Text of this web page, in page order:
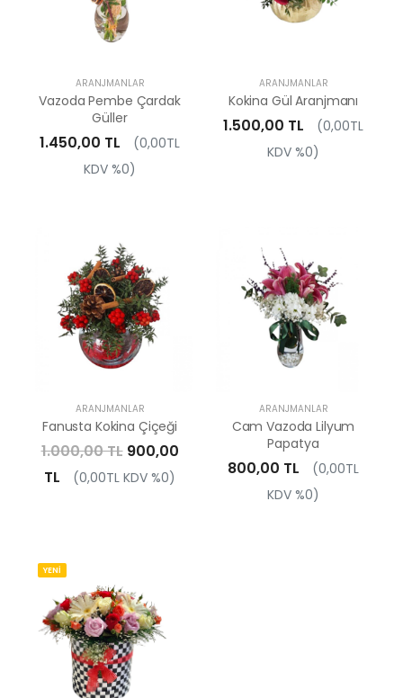
ARANJMANLAR
Vazoda Pembe Çardak
Güller
1.450,00 TL
(0,00TL
KDV %0)
ARANJMANLAR
Kokina Gül Aranjmanı
1.500,00 TL
(0,00TL
KDV %0)
ARANJMANLAR
Fanusta Kokina Çiçeği
1.000,00 TL 900,00
TL
(0,00TL KDV %0)
ARANJMANLAR
Cam Vazoda Lilyum
Papatya
800,00 TL
(0,00TL
KDV %0)
YENİ